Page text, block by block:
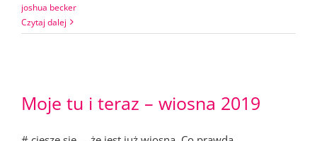
joshua becker
Czytaj dalej
Moje tu i teraz – wiosna 2019